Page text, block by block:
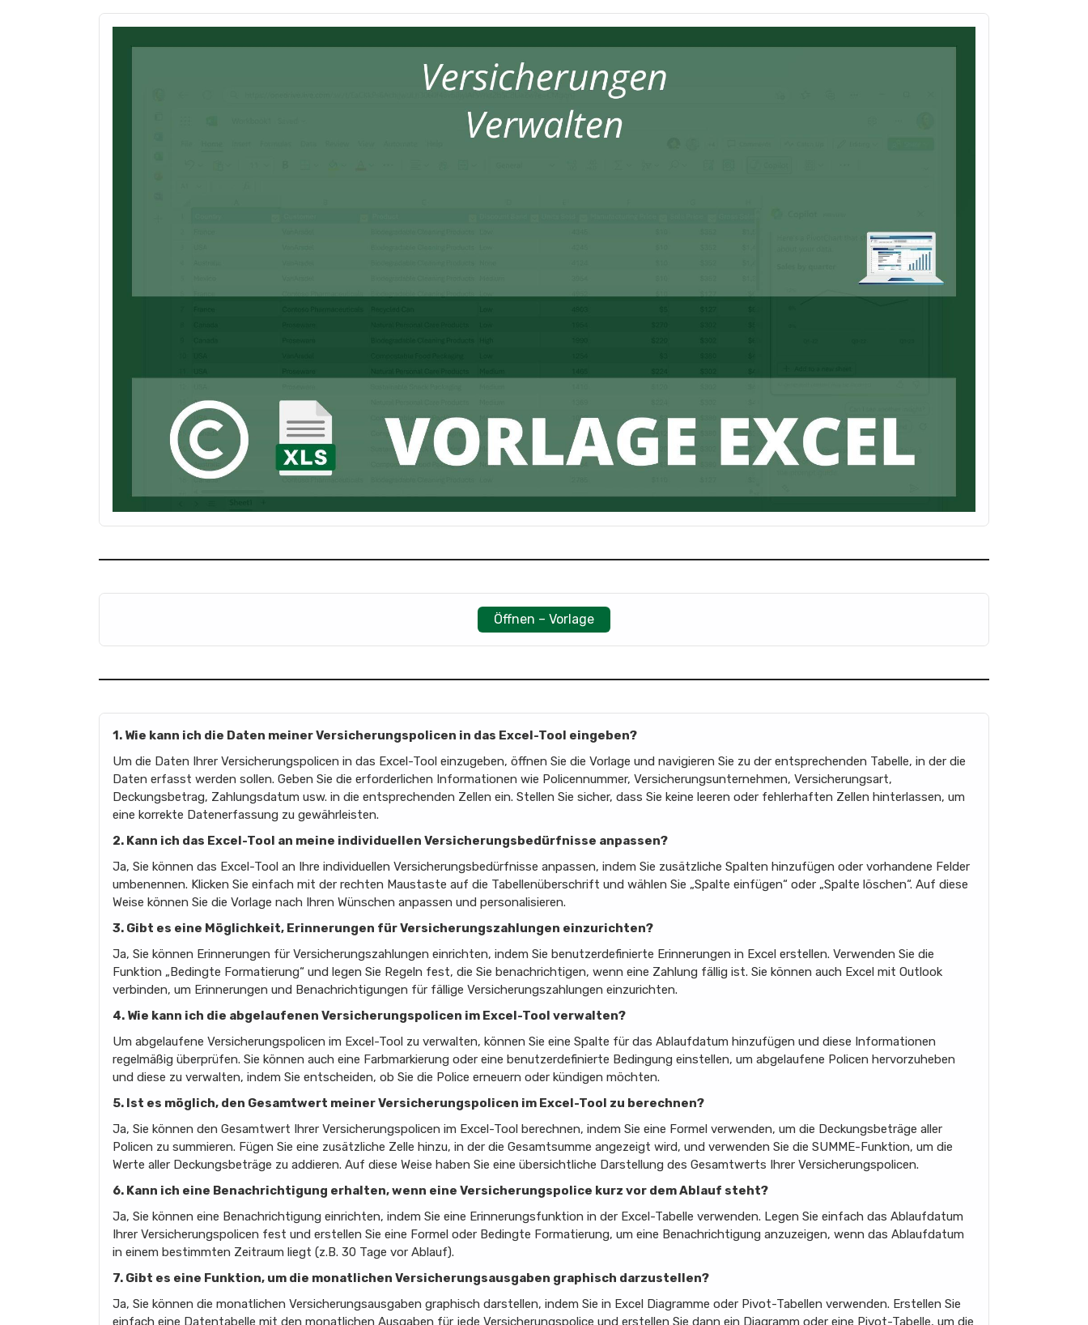
Öffnen – Vorlage
1. Wie kann ich die Daten meiner Versicherungspolicen in das Excel-Tool eingeben?
Um die Daten Ihrer Versicherungspolicen in das Excel-Tool einzugeben, öffnen Sie die Vorlage und navigieren Sie zu der entsprechenden Tabelle, in der die
Daten erfasst werden sollen. Geben Sie die erforderlichen Informationen wie Policennummer, Versicherungsunternehmen, Versicherungsart,
Deckungsbetrag, Zahlungsdatum usw. in die entsprechenden Zellen ein. Stellen Sie sicher, dass Sie keine leeren oder fehlerhaften Zellen hinterlassen, um
eine korrekte Datenerfassung zu gewährleisten.
2. Kann ich das Excel-Tool an meine individuellen Versicherungsbedürfnisse anpassen?
Ja, Sie können das Excel-Tool an Ihre individuellen Versicherungsbedürfnisse anpassen, indem Sie zusätzliche Spalten hinzufügen oder vorhandene Felder
umbenennen. Klicken Sie einfach mit der rechten Maustaste auf die Tabellenüberschrift und wählen Sie „Spalte einfügen“ oder „Spalte löschen“. Auf diese
Weise können Sie die Vorlage nach Ihren Wünschen anpassen und personalisieren.
3. Gibt es eine Möglichkeit, Erinnerungen für Versicherungszahlungen einzurichten?
Ja, Sie können Erinnerungen für Versicherungszahlungen einrichten, indem Sie benutzerdefinierte Erinnerungen in Excel erstellen. Verwenden Sie die
Funktion „Bedingte Formatierung“ und legen Sie Regeln fest, die Sie benachrichtigen, wenn eine Zahlung fällig ist. Sie können auch Excel mit Outlook
verbinden, um Erinnerungen und Benachrichtigungen für fällige Versicherungszahlungen einzurichten.
4. Wie kann ich die abgelaufenen Versicherungspolicen im Excel-Tool verwalten?
Um abgelaufene Versicherungspolicen im Excel-Tool zu verwalten, können Sie eine Spalte für das Ablaufdatum hinzufügen und diese Informationen
regelmäßig überprüfen. Sie können auch eine Farbmarkierung oder eine benutzerdefinierte Bedingung einstellen, um abgelaufene Policen hervorzuheben
und diese zu verwalten, indem Sie entscheiden, ob Sie die Police erneuern oder kündigen möchten.
5. Ist es möglich, den Gesamtwert meiner Versicherungspolicen im Excel-Tool zu berechnen?
Ja, Sie können den Gesamtwert Ihrer Versicherungspolicen im Excel-Tool berechnen, indem Sie eine Formel verwenden, um die Deckungsbeträge aller
Policen zu summieren. Fügen Sie eine zusätzliche Zelle hinzu, in der die Gesamtsumme angezeigt wird, und verwenden Sie die SUMME-Funktion, um die
Werte aller Deckungsbeträge zu addieren. Auf diese Weise haben Sie eine übersichtliche Darstellung des Gesamtwerts Ihrer Versicherungspolicen.
6. Kann ich eine Benachrichtigung erhalten, wenn eine Versicherungspolice kurz vor dem Ablauf steht?
Ja, Sie können eine Benachrichtigung einrichten, indem Sie eine Erinnerungsfunktion in der Excel-Tabelle verwenden. Legen Sie einfach das Ablaufdatum
Ihrer Versicherungspolicen fest und erstellen Sie eine Formel oder Bedingte Formatierung, um eine Benachrichtigung anzuzeigen, wenn das Ablaufdatum
in einem bestimmten Zeitraum liegt (z.B. 30 Tage vor Ablauf).
7. Gibt es eine Funktion, um die monatlichen Versicherungsausgaben graphisch darzustellen?
Ja, Sie können die monatlichen Versicherungsausgaben graphisch darstellen, indem Sie in Excel Diagramme oder Pivot-Tabellen verwenden. Erstellen Sie
einfach eine Datentabelle mit den monatlichen Ausgaben für jede Versicherungspolice und erstellen Sie dann ein Diagramm oder eine Pivot-Tabelle, um die